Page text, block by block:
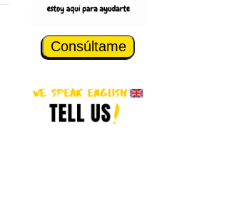
Consúltame